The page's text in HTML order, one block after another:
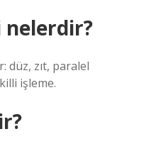
düz, zıt, paralel
işleme.